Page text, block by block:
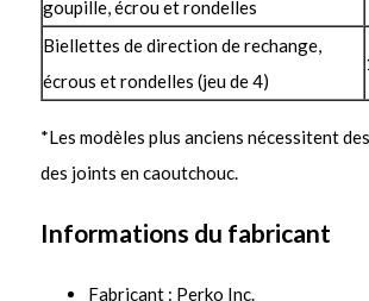
goupille, écrou et rondelles
Biellettes de direction de rechange,
écrous et rondelles (jeu de 4)
*Les modèles plus anciens nécessitent
des joints en caoutchouc.
Informations du fabricant
Fabricant : Perko Inc.